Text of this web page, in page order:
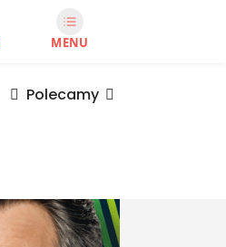
MENU
Polecamy